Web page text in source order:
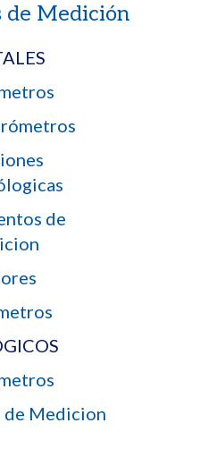
de Medición
de
de Medicion